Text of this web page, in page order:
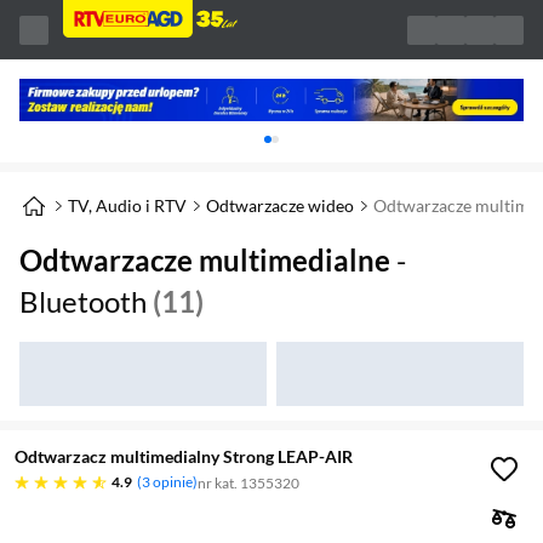
Karuzela z banerami, aktualny element 1 z
TV, Audio i RTV Odtwarzacze wideo Odtwarzacze
Odtwarzacze multimedialne -
Bluetooth (11)
Odtwarzacz multimedialny Strong LEAP-AIR
4.9
4.9 gwiazdek 3 opinie nr kat. 1355320